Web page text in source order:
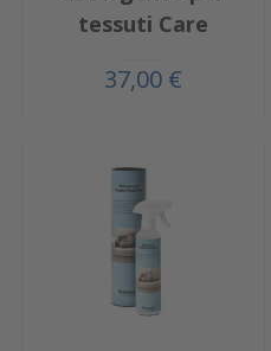
tessuti Care
37,00 €